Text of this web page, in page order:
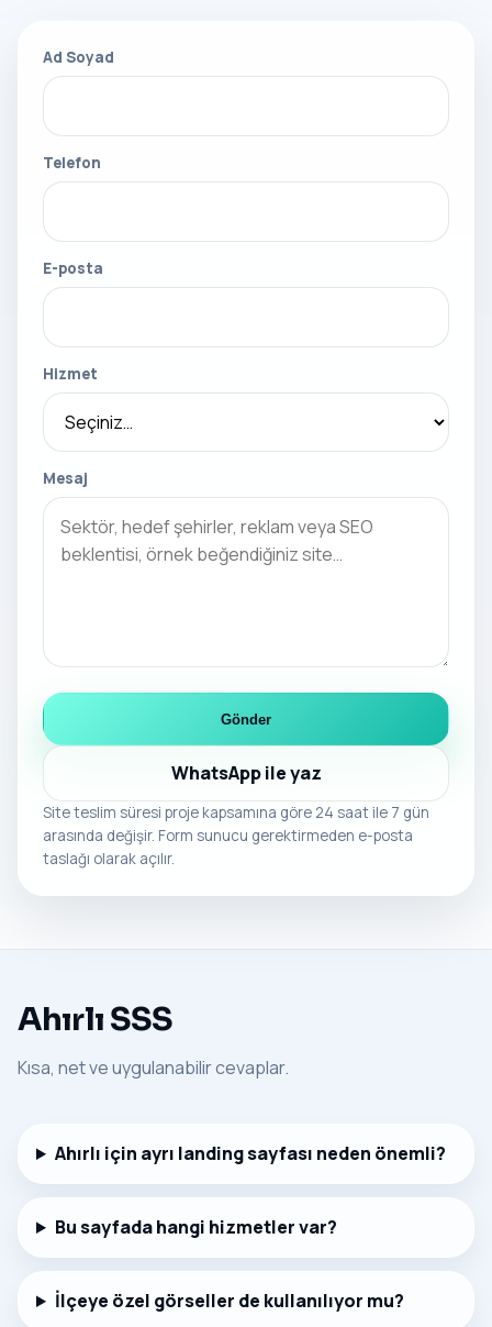
Ad Soyad
Telefon
E-posta
Hizmet
Mesaj
Gönder
WhatsApp ile yaz
Site teslim süresi proje kapsamına göre 24 saat ile 7 gün
arasında değişir. Form sunucu gerektirmeden e-posta
taslağı olarak açılır.
Ahırlı SSS
Kısa, net ve uygulanabilir cevaplar.
Ahırlı için ayrı landing sayfası neden önemli?
Bu sayfada hangi hizmetler var?
İlçeye özel görseller de kullanılıyor mu?